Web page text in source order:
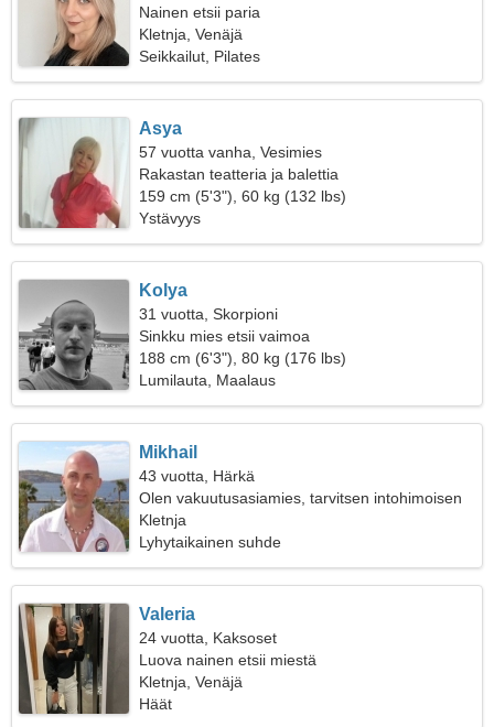
Nainen etsii paria
Kletnja, Venäjä
Seikkailut, Pilates
Asya
57 vuotta vanha, Vesimies
Rakastan teatteria ja balettia
159 cm (5'3"), 60 kg (132 lbs)
Ystävyys
Kolya
31 vuotta, Skorpioni
Sinkku mies etsii vaimoa
188 cm (6'3"), 80 kg (176 lbs)
Lumilauta, Maalaus
Mikhail
43 vuotta, Härkä
Olen vakuutusasiamies, tarvitsen intohimoisen
naisen
Kletnja
Lyhytaikainen suhde
Valeria
24 vuotta, Kaksoset
Luova nainen etsii miestä
Kletnja, Venäjä
Häät